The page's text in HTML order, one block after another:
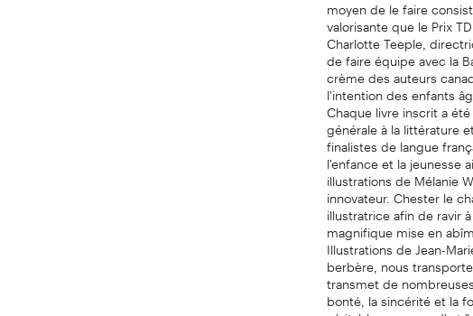
valorisante que le Prix
Charlotte Teeple,
de faire équipe avec la
crème des auteurs
l'intention des enfants
Chaque livre inscrit a
générale à la littérature
finalistes de langue
l'enfance et la jeunesse
illustrations de Mélanie
innovateur. Chester le
illustratrice afin de ravir
magnifique mise en
Illustrations de Jean-
berbère, nous
transmet de
bonté, la sincérité et la